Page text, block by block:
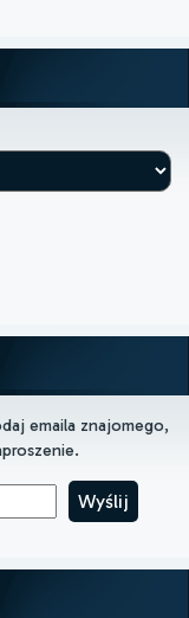
emaila znajomego,